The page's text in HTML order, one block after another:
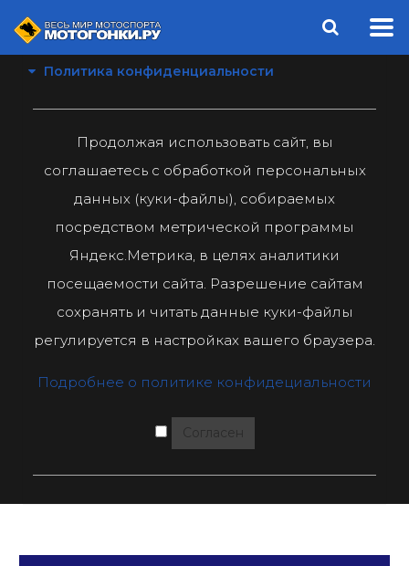
Политика конфиденциальности
Продолжая использовать сайт, вы
соглашаетесь с обработкой персональных
данных (куки-файлы), собираемых
посредством метрической программы
Яндекс.Метрика, в целях аналитики
посещаемости сайта. Разрешение сайтам
сохранять и читать данные куки-файлы
регулируется в настройках вашего браузера.
Подробнее о политике конфидециальности
Согласен